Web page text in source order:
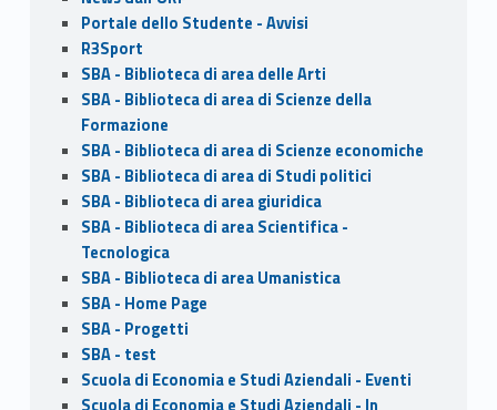
Portale dello Studente - Avvisi
R3Sport
SBA - Biblioteca di area delle Arti
SBA - Biblioteca di area di Scienze della
Formazione
SBA - Biblioteca di area di Scienze economiche
SBA - Biblioteca di area di Studi politici
SBA - Biblioteca di area giuridica
SBA - Biblioteca di area Scientifica -
Tecnologica
SBA - Biblioteca di area Umanistica
SBA - Home Page
SBA - Progetti
SBA - test
Scuola di Economia e Studi Aziendali - Eventi